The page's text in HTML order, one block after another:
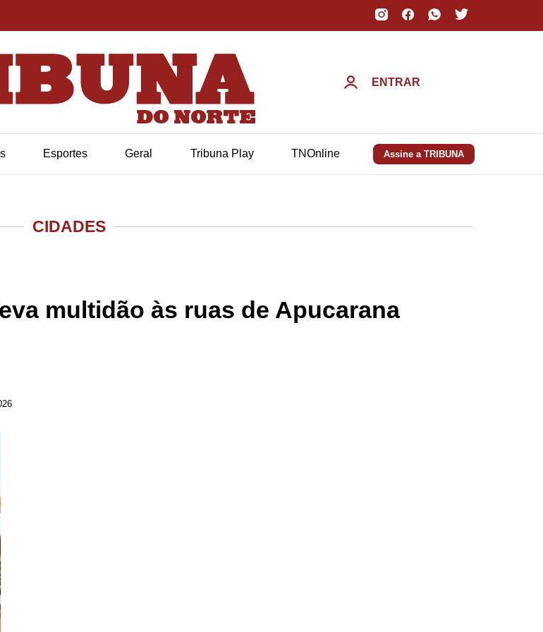
ENTRAR
Esportes Geral Tribuna Play TNOnline Assine a TRIBUNA
CIDADES
multidão às ruas de Apucarana